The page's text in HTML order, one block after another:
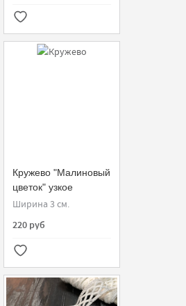
Кружево "Малиновый
цветок" узкое
Ширина 3 см.
220 руб